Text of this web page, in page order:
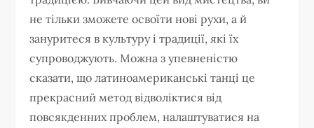
не тільки зможете освоїти нові рухи, а й
зануритеся в культуру і традиції, які їх
супроводжують. Можна з упевненістю
сказати, що латиноамериканські танці це
прекрасний метод відволіктися від
повсякденних проблем, налаштуватися на